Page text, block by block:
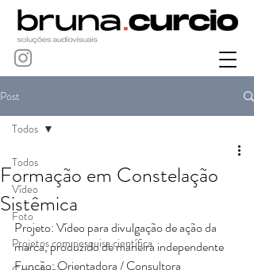
Post
Todos
Vídeo
Foto
Projetos com pesquisa científica
Todos
Formação em Constelação
Sistêmica
Projeto: Vídeo para divulgação de ação da
marca, produzido de maneira independente
Função: Orientadora / Consultora